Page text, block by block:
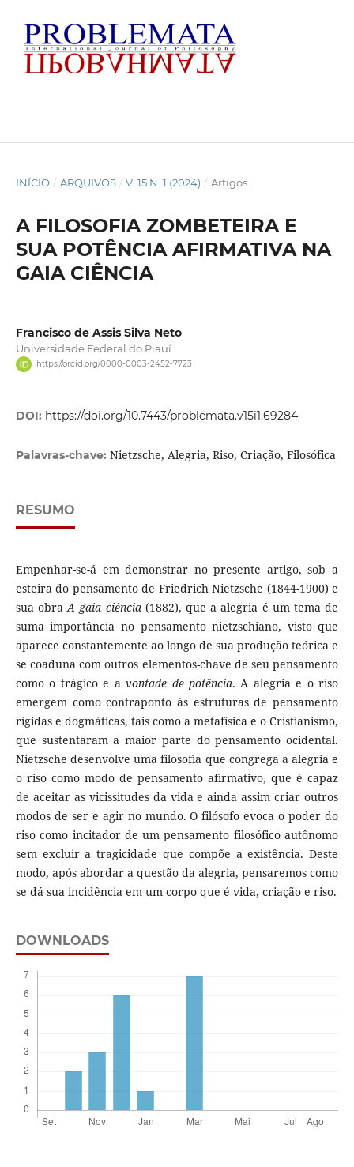
INÍCIO / ARQUIVOS / V. 15 N. 1 (2024) / Artigos
A FILOSOFIA ZOMBETEIRA E
SUA POTÊNCIA AFIRMATIVA NA
GAIA CIÊNCIA
Francisco de Assis Silva Neto
Universidade Federal do Piauí
https://orcid.org/0000-0003-2452-7723
DOI: https://doi.org/10.7443/problemata.v15i1.69284
Palavras-chave: Nietzsche, Alegria, Riso, Criação, Filosófica
RESUMO
Empenhar-se-á em demonstrar no presente artigo, sob a
esteira do pensamento de Friedrich Nietzsche (1844-1900) e
sua obraA gaia ciência(1882), que a alegria é um tema de
suma importância no pensamento nietzschiano, visto que
aparece constantemente ao longo de sua produção teórica e
se coaduna com outros elementos-chave de seu pensamento
como o trágico e avontade de potência. A alegria e o riso
emergem como contraponto às estruturas de pensamento
rígidas e dogmáticas, tais como a metafísica e o Cristianismo,
que sustentaram a maior parte do pensamento ocidental.
Nietzsche desenvolve uma filosofia que congrega a alegria e
o riso como modo de pensamento afirmativo, que é capaz
de aceitar as vicissitudes da vida e ainda assim criar outros
modos de ser e agir no mundo. O filósofo evoca o poder do
riso como incitador de um pensamento filosófico autônomo
sem excluir a tragicidade que compõe a existência. Deste
modo, após abordar a questão da alegria, pensaremos como
se dá sua incidência em um corpo que é vida, criação e riso.
DOWNLOADS